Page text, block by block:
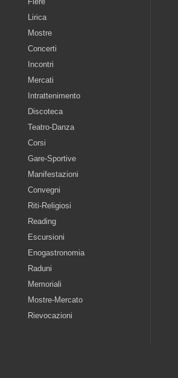
Lirica
Mostre
Concerti
Incontri
Mercati
Intrattenimento
Discoteca
Teatro-Danza
Corsi
Gare-Sportive
Manifestazioni
Convegni
Riti-Religiosi
Reading
Escursioni
Enogastronomia
Raduni
Memoriali
Mostre-Mercato
Rievocazioni